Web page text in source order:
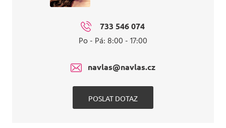
733 546 074
Po - Pá: 8:00 - 17:00
navlas@navlas.cz
POSLAT DOTAZ